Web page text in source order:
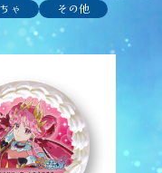
ゃ その他